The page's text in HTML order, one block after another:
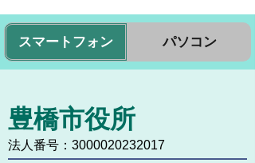
スマートフォン パソコン
豊橋市役所
法人番号：3000020232017